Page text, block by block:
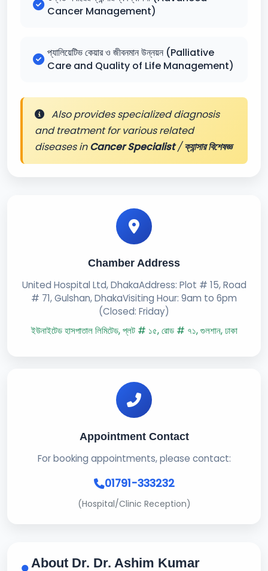
Cancer Management)
প্যালিয়েটিভ কেয়ার ও জীবনমান উন্নয়ন (Palliative
Care and Quality of Life Management)
Also provides specialized diagnosis
and treatment for various related
diseases inCancer Specialist/ক্যান্সার বিশেষজ্ঞ
Chamber Address
United Hospital Ltd, DhakaAddress: Plot # 15, Road
# 71, Gulshan, DhakaVisiting Hour: 9am to 6pm
(Closed: Friday)
ইউনাইটেড হাসপাতাল লিমিটেড, প্লট # ১৫, রোড # ৭১, গুলশান, ঢাকা
Appointment Contact
For booking appointments, please contact:
01791-333232
(Hospital/Clinic Reception)
About Dr. Dr. Ashim Kumar